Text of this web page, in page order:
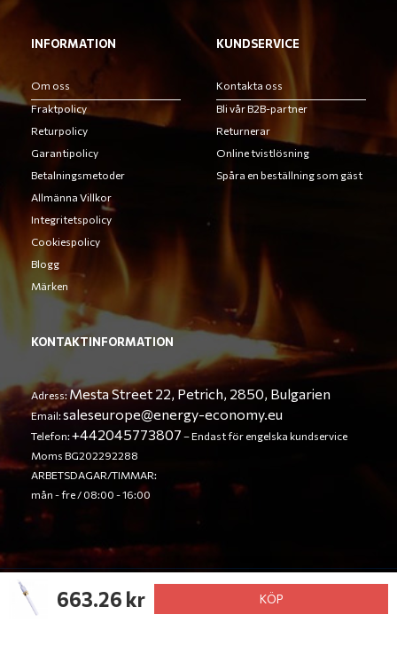
663.26 kr KÖP
INFORMATION
Om oss
Fraktpolicy
Returpolicy
Garantipolicy
Betalningsmetoder
Allmänna Villkor
Integritetspolicy
Cookiespolicy
Blogg
Märken
KUNDSERVICE
Kontakta oss
Bli vår B2B-partner
Returnerar
Online tvistlösning
Spåra en beställning som gäst
KONTAKTINFORMATION
Adress:Mesta Street 22, Petrich, 2850, Bulgarien
Email:saleseurope@energy-economy.eu
Telefon:+442045773807 – Endast för engelska kundservice
Moms BG202292288
ARBETSDAGAR/TIMMAR:
mån - fre / 08:00 - 16:00
© Energy Economy LTD 2023. Alla rättigheter förbehållna.